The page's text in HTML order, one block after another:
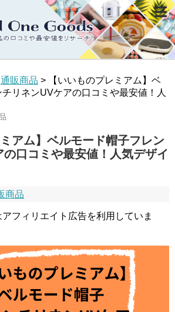
通販商品 >
【いいものプレミアム】ベ
リネンUVケアの口コミや最安値！人
ミアム】ベルモード帽子フレン
の口コミや最安値！人気デザイ
商品
アフィリエイト広告を利用していま